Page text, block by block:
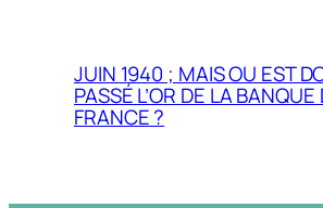
JUIN 1940 ; MAIS OU EST
PASSÉ L’OR DE LA BANQUE
FRANCE ?